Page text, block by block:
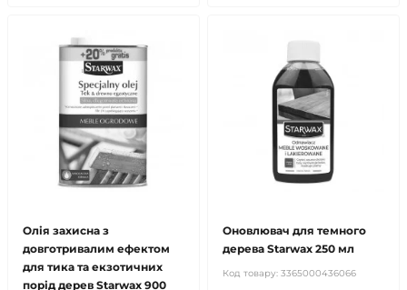
Олія захисна з
довготривалим ефектом
для тика та екзотичних
порід дерев Starwax 900
Оновлювач для темного
дерева Starwax 250 мл
Код товару: 3365000436066